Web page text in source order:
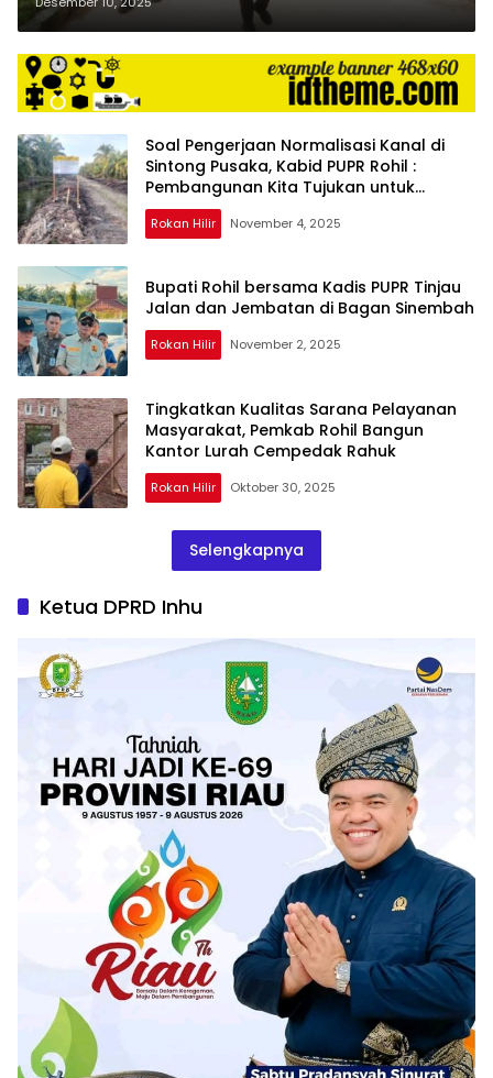
Rampung
Soal Pengerjaan Normalisasi Kanal di
Sintong Pusaka, Kabid PUPR Rohil :
Pembangunan Kita Tujukan untuk
Kepentingan Bersama
Rokan Hilir November 4, 2025
Bupati Rohil bersama Kadis PUPR Tinjau
Jalan dan Jembatan di Bagan Sinembah
Rokan Hilir November 2, 2025
Tingkatkan Kualitas Sarana Pelayanan
Masyarakat, Pemkab Rohil Bangun
Kantor Lurah Cempedak Rahuk
Rokan Hilir Oktober 30, 2025
Selengkapnya
Ketua DPRD Inhu